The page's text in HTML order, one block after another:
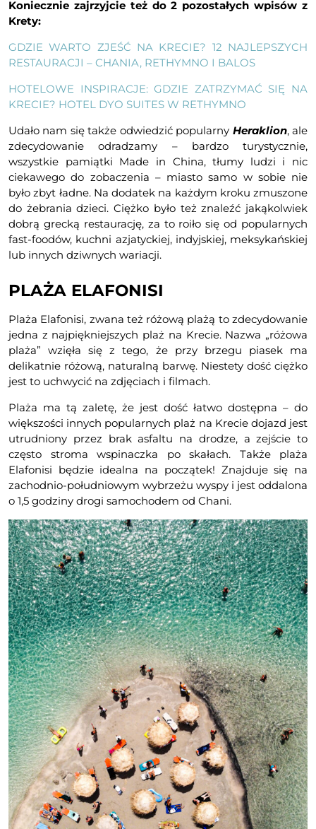
Koniecznie zajrzyjcie też do 2 pozostałych wpisów z
Krety:
GDZIE WARTO ZJEŚĆ NA KRECIE? 12 NAJLEPSZYCH
RESTAURACJI – CHANIA, RETHYMNO I BALOS
HOTELOWE INSPIRACJE: GDZIE ZATRZYMAĆ SIĘ NA
KRECIE? HOTEL DYO SUITES W RETHYMNO
Udało nam się także odwiedzić popularny Heraklion, ale
zdecydowanie odradzamy – bardzo turystycznie,
wszystkie pamiątki Made in China, tłumy ludzi i nic
ciekawego do zobaczenia – miasto samo w sobie nie
było zbyt ładne. Na dodatek na każdym kroku zmuszone
do żebrania dzieci. Ciężko było też znaleźć jakąkolwiek
dobrą grecką restaurację, za to roiło się od popularnych
fast-foodów, kuchni azjatyckiej, indyjskiej, meksykańskiej
lub innych dziwnych wariacji.
PLAŻA ELAFONISI
Plaża Elafonisi, zwana też różową plażą to zdecydowanie
jedna z najpiękniejszych plaż na Krecie. Nazwa „różowa
plaża” wzięła się z tego, że przy brzegu piasek ma
delikatnie różową, naturalną barwę. Niestety dość ciężko
jest to uchwycić na zdjęciach i filmach.
Plaża ma tą zaletę, że jest dość łatwo dostępna – do
większości innych popularnych plaż na Krecie dojazd jest
utrudniony przez brak asfaltu na drodze, a zejście to
często stroma wspinaczka po skałach. Także plaża
Elafonisi będzie idealna na początek! Znajduje się na
zachodnio-południowym wybrzeżu wyspy i jest oddalona
o 1,5 godziny drogi samochodem od Chani.